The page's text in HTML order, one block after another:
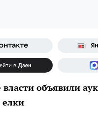
власти объявили
елки